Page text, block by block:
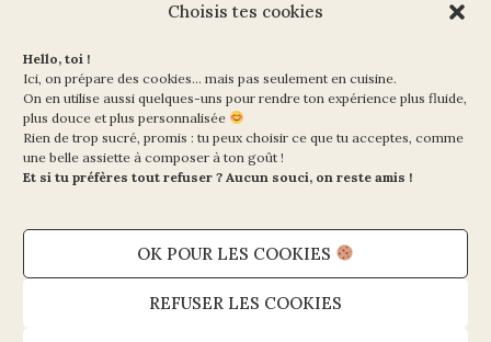
Choisis tes cookies
Hello, toi !
Ici, on prépare des cookies… mais pas seulement en cuisine.
On en utilise aussi quelques-uns pour rendre ton expérience plus fluide,
plus douce et plus personnalisée
Rien de trop sucré, promis : tu peux choisir ce que tu acceptes, comme
une belle assiette à composer à ton goût !
Et si tu préfères tout refuser ? Aucun souci, on reste amis !
OK POUR LES COOKIES
REFUSER LES COOKIES
Ma Vie en Vert
10 rue de la Paix
Mentions légales et CGV
Politique de cookies (UE)